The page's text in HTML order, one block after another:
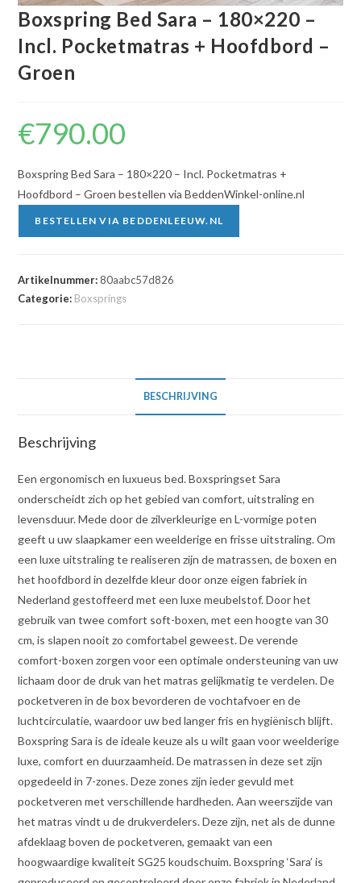
Boxspring Bed Sara – 180×220 –
Incl. Pocketmatras + Hoofdbord –
Groen
€790.00
Boxspring Bed Sara – 180×220 – Incl. Pocketmatras +
Hoofdbord – Groen bestellen via BeddenWinkel-online.nl
BESTELLEN VIA BEDDENLEEUW.NL
Artikelnummer:80aabc57d826
Categorie: Boxsprings
BESCHRIJVING
Beschrijving
Een ergonomisch en luxueus bed. Boxspringset Sara
onderscheidt zich op het gebied van comfort, uitstraling en
levensduur. Mede door de zilverkleurige en L-vormige poten
geeft u uw slaapkamer een weelderige en frisse uitstraling. Om
een luxe uitstraling te realiseren zijn de matrassen, de boxen en
het hoofdbord in dezelfde kleur door onze eigen fabriek in
Nederland gestoffeerd met een luxe meubelstof. Door het
gebruik van twee comfort soft-boxen, met een hoogte van 30
cm, is slapen nooit zo comfortabel geweest. De verende
comfort-boxen zorgen voor een optimale ondersteuning van uw
lichaam door de druk van het matras gelijkmatig te verdelen. De
pocketveren in de box bevorderen de vochtafvoer en de
luchtcirculatie, waardoor uw bed langer fris en hygiënisch blijft.
Boxspring Sara is de ideale keuze als u wilt gaan voor weelderige
luxe, comfort en duurzaamheid. De matrassen in deze set zijn
opgedeeld in 7-zones. Deze zones zijn ieder gevuld met
pocketveren met verschillende hardheden. Aan weerszijde van
het matras vindt u de drukverdelers. Deze zijn, net als de dunne
afdeklaag boven de pocketveren, gemaakt van een
hoogwaardige kwaliteit SG25 koudschuim. Boxspring ‘Sara’ is